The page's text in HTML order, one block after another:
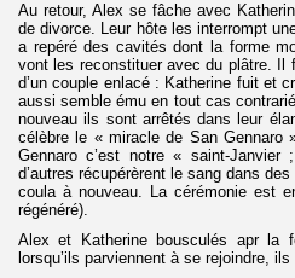
Au retour, Alex se fâche avec
de divorce. Leur hôte les interrompt
a repéré des cavités dont la forme
vont les reconstituer avec du plâtre. Il
d’un couple enlacé : Katherine fuit et
aussi semble ému en tout cas
nouveau ils sont arrêtés dans leur
célèbre le « miracle de San
Gennaro c’est notre « saint-
d’autres récupérèrent le sang dans
coula à nouveau. La cérémonie est
régénéré).
Alex et Katherine bousculés apr la
lorsqu’ils parviennent à se rejoindre,